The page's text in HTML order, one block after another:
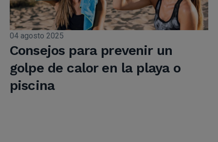
04 agosto 2025
Consejos para prevenir un
golpe de calor en la playa o
piscina